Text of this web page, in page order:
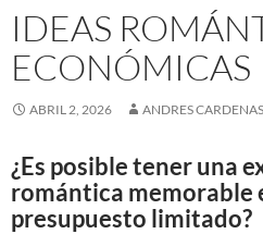
IDEAS
ECONÓMICAS
ABRIL 2, 2026 ANDRES CARDENAS
¿Es posible tener una
romántica memorable
presupuesto limitado?